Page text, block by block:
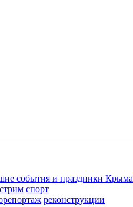
события и праздники Крыма
спорт
реконструкции